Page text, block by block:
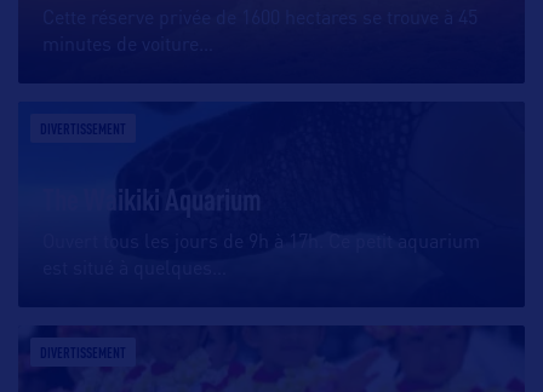
Cette réserve privée de 1600 hectares se trouve à 45
minutes de voiture
DIVERTISSEMENT
The Waikiki Aquarium
DIVERTISSEMENT